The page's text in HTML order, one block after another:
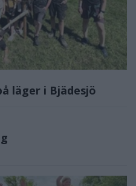
läger i Bjädesjö